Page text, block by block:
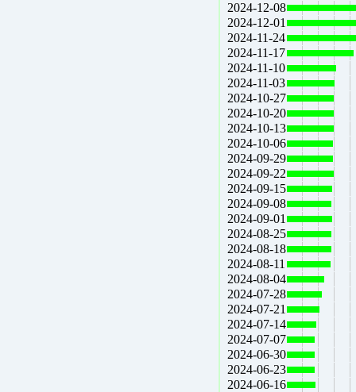
2024-12-08
2024-12-01
2024-11-24
2024-11-17
2024-11-10
2024-11-03
2024-10-27
2024-10-20
2024-10-13
2024-10-06
2024-09-29
2024-09-22
2024-09-15
2024-09-08
2024-09-01
2024-08-25
2024-08-18
2024-08-11
2024-08-04
2024-07-28
2024-07-21
2024-07-14
2024-07-07
2024-06-30
2024-06-23
2024-06-16